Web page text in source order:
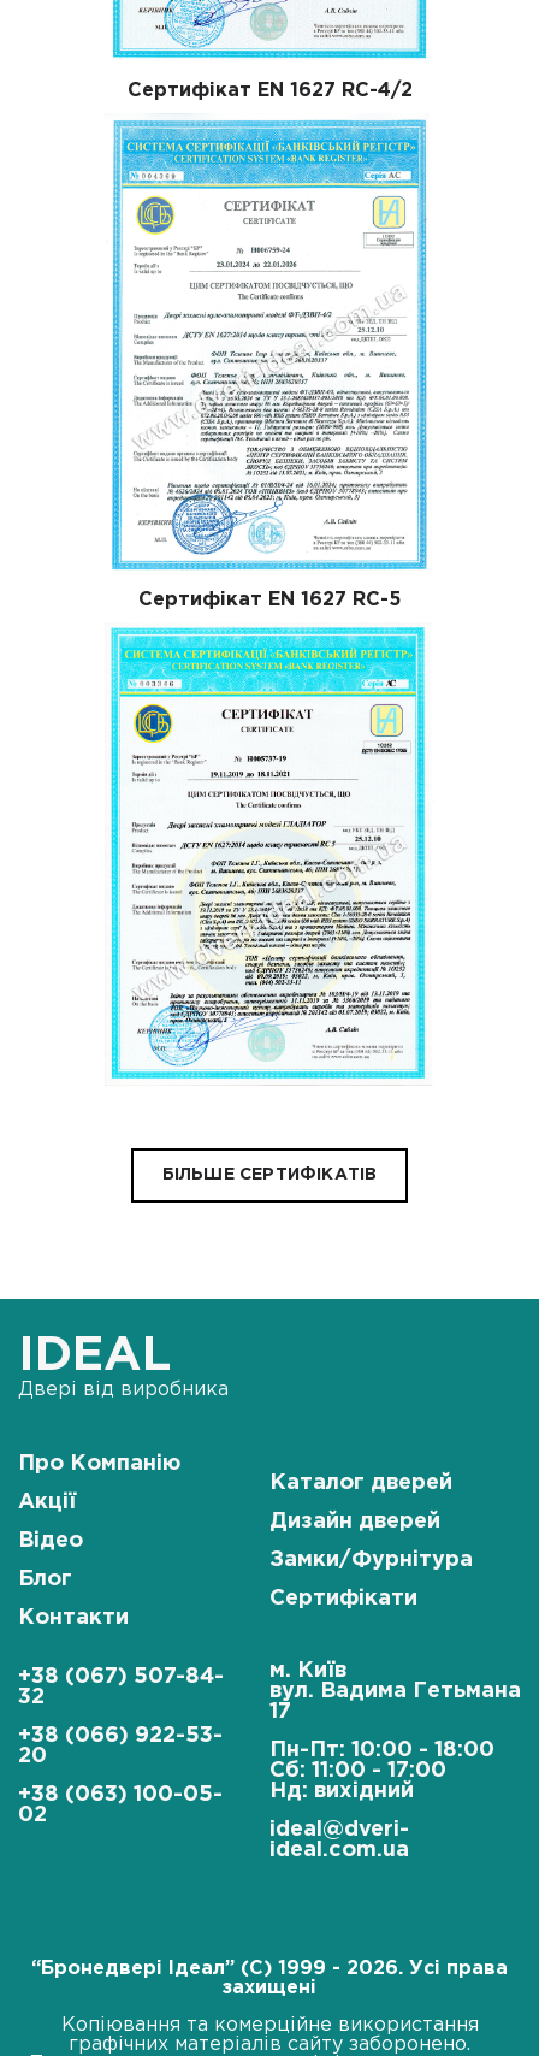
Сертифікат EN 1627 RC-4/2
Сертифікат EN 1627 RC-5
БІЛЬШЕ СЕРТИФІКАТІВ
IDEAL
Двері від виробника
Про Компанію
Акції
Відео
Блог
Контакти
Каталог дверей
Дизайн дверей
Замки/Фурнітура
Сертифікати
+38 (067) 507-84-
32
+38 (066) 922-53-
20
+38 (063) 100-05-
02
м. Київ
вул. Вадима Гетьмана
17
Пн-Пт: 10:00 - 18:00
Сб: 11:00 - 17:00
Нд: вихідний
ideal@dveri-
ideal.com.ua
“Бронедвері Ідеал” (C) 1999 - 2026. Усі права
захищені
Копіювання та комерційне використання
графічних матеріалів сайту заборонено.